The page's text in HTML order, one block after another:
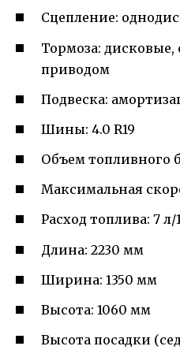
Сцепление:
Тормоза:
приводом
Подвеска:
Шины: 4.0 R19
Объем топливного
Максимальная
Расход топлива: 7
Длина: 2230 мм
Ширина: 1350 мм
Высота: 1060 мм
Высота посадки